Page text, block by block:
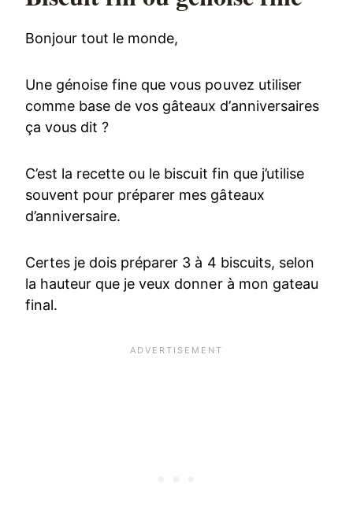
Bonjour tout le monde,
Une génoise fine que vous pouvez utiliser
comme base de vos gâteaux d’anniversaires
ça vous dit ?
C’est la recette ou le biscuit fin que j’utilise
souvent pour préparer mes gâteaux
d’anniversaire.
Certes je dois préparer 3 à 4 biscuits, selon
la hauteur que je veux donner à mon gateau
final.